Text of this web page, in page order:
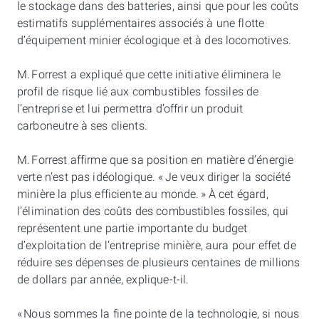
le stockage dans des batteries, ainsi que pour les coûts
estimatifs supplémentaires associés à une flotte
d’équipement minier écologique et à des locomotives.
M. Forrest a expliqué que cette initiative éliminera le
profil de risque lié aux combustibles fossiles de
l’entreprise et lui permettra d’offrir un produit
carboneutre à ses clients.
M. Forrest affirme que sa position en matière d’énergie
verte n’est pas idéologique. « Je veux diriger la société
minière la plus efficiente au monde. » À cet égard,
l’élimination des coûts des combustibles fossiles, qui
représentent une partie importante du budget
d’exploitation de l’entreprise minière, aura pour effet de
réduire ses dépenses de plusieurs centaines de millions
de dollars par année, explique-t-il.
« Nous sommes la fine pointe de la technologie, si nous